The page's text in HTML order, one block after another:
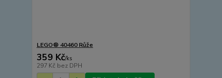
LEGO® 40460 Růže
359 Kč/ks
297 Kč bez DPH